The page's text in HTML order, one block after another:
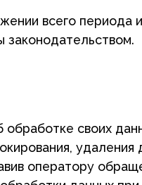
своих данных;
удаления данных;
обращение;